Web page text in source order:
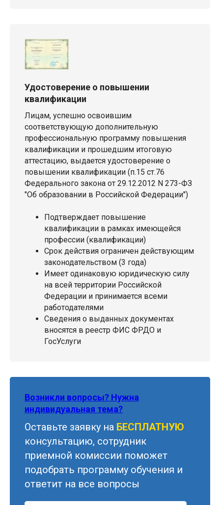
Удостоверение о повышении
квалификации
Лицам, успешно освоившим
соответствующую дополнительную
профессиональную программу повышения
квалификации и прошедшим итоговую
аттестацию, выдается удостоверение о
повышении квалификации (п.15 ст.76
Федерального закона от 29.12.2012 N 273-ФЗ
"Об образовании в Российской Федерации")
Подтверждает повышение
квалификации в рамках имеющейся
профессии (квалификации)
Срок действия ограничен действующим
законодательством (3 года)
Имеет одинаковую юридическую силу
на всей территории Российской
Федерации и принимается всеми
работодателями
Сведения о выданных документах
вносятся в реестр ФИС ФРДО и
ГосУслуги
Возникли вопросы? Нужна
индивидуальная тема?
Оставьте заявку на БЕСПЛАТНУЮ
консультацию, сотрудник
приемной комиссии поможет
подобрать программу обучения и
ответит на все вопросы